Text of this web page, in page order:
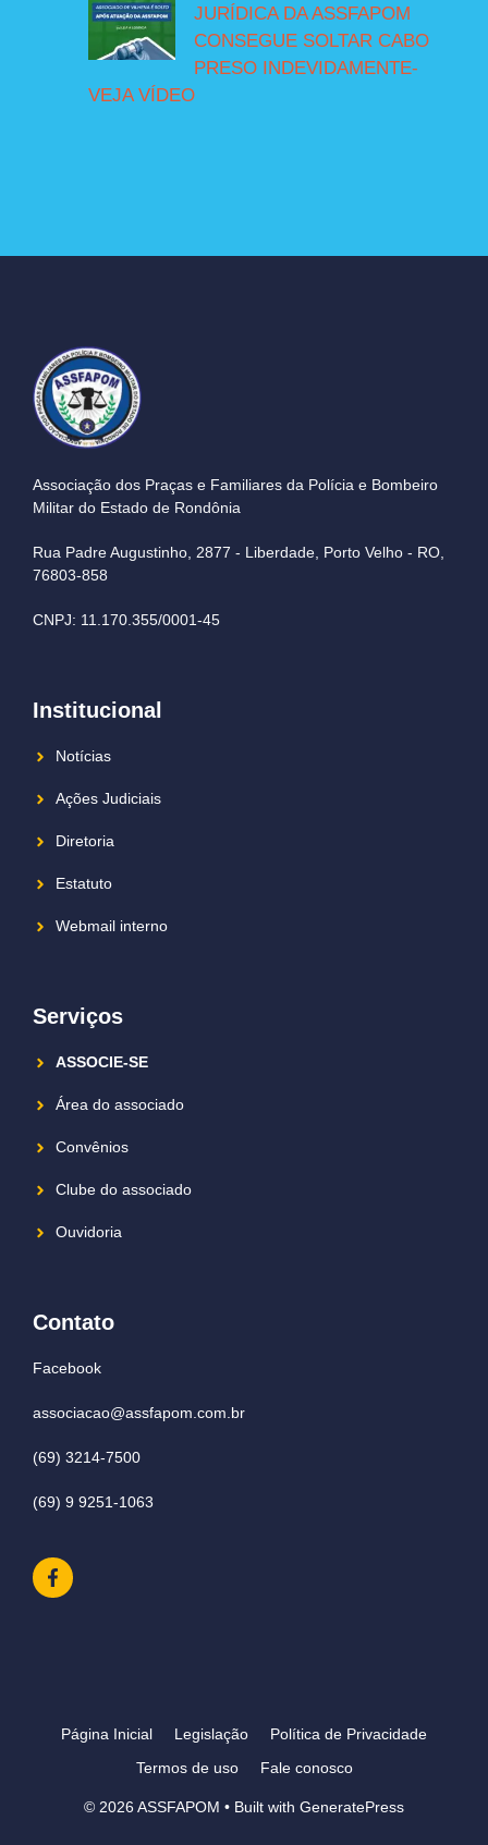
JURÍDICA DA ASSFAPOM
CONSEGUE SOLTAR CABO
PRESO INDEVIDAMENTE-
VEJA VÍDEO
Associação dos Praças e Familiares da Polícia e Bombeiro
Militar do Estado de Rondônia
Rua Padre Augustinho, 2877 - Liberdade, Porto Velho - RO,
76803-858
CNPJ: 11.170.355/0001-45
Institucional
Notícias
Ações Judiciais
Diretoria
Estatuto
Webmail interno
Serviços
ASSOCIE-SE
Área do associado
Convênios
Clube do associado
Ouvidoria
Contato
Facebook
associacao@assfapom.com.br
(69) 3214-7500
(69) 9 9251-1063
Página Inicial Legislação
Política de Privacidade
Termos de uso
Fale conosco
© 2026 ASSFAPOM • Built with GeneratePress